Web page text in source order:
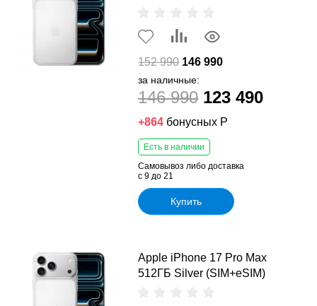
152 990 146 990
за наличные:
146 990 123 490
+864 бонусных Р
Есть в наличии
Самовывоз либо доставка
с 9 до 21
Купить
Apple iPhone 17 Pro Max
512ГБ Silver (SIM+eSIM)